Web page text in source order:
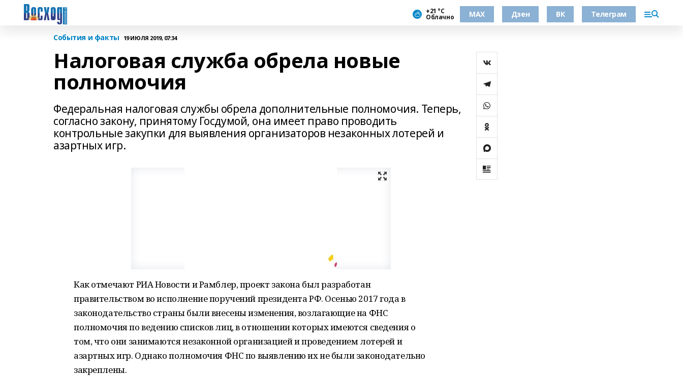
+21 °С
Облачно МАХ Дзен ВК Телеграм
События и факты 19 ИЮЛЯ 2019, 07:34
Налоговая служба обрела новые
полномочия
Федеральная налоговая службы обрела дополнительные полномочия. Теперь,
согласно закону, принятому Госдумой, она имеет право проводить
контрольные закупки для выявления организаторов незаконных лотерей и
азартных игр.
Как отмечают РИА Новости и Рамблер, проект закона был разработан
правительством во исполнение поручений президента РФ. Осенью 2017 года в
законодательство страны были внесены изменения, возлагающие на ФНС
полномочия по ведению списков лиц, в отношении которых имеются сведения о
том, что они занимаются незаконной организацией и проведением лотерей и
азартных игр. Однако полномочия ФНС по выявлению их не были законодательно
закреплены.